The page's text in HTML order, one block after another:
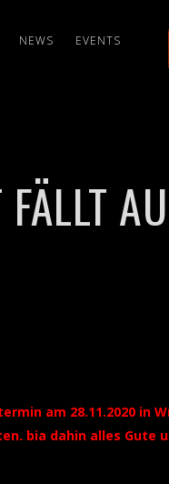
NEWS EVENTS
FÄLLT
am 28.11.2020 in
bia dahin alles Gute